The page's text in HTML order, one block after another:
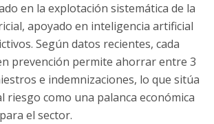
en la explotación sistemática de la
apoyado en inteligencia artificial
Según datos recientes, cada
prevención permite ahorrar entre 3
e indemnizaciones, lo que sitúa
riesgo como una palanca económica
el sector.